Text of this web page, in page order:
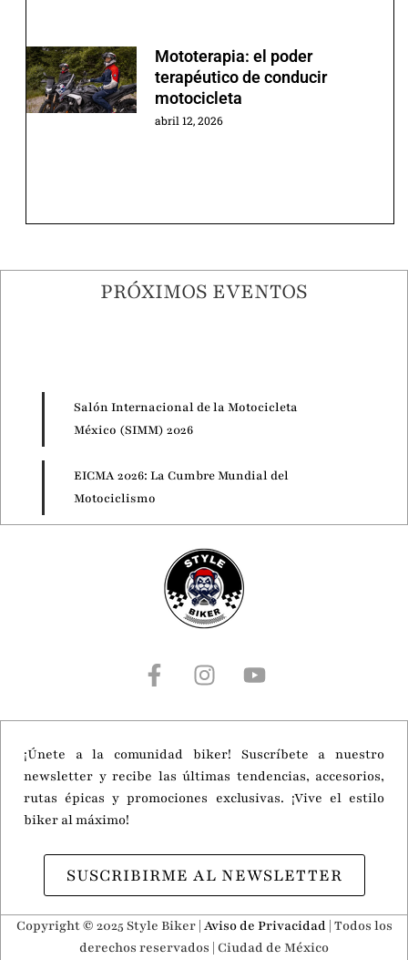
Mototerapia: el poder
terapéutico de conducir
motocicleta
abril 12, 2026
PRÓXIMOS EVENTOS
Salón Internacional de la Motocicleta
México (SIMM) 2026
EICMA 2026: La Cumbre Mundial del
Motociclismo
¡Únete a la comunidad biker! Suscríbete a nuestro
newsletter y recibe las últimas tendencias, accesorios,
rutas épicas y promociones exclusivas. ¡Vive el estilo
biker al máximo!
SUSCRIBIRME AL NEWSLETTER
Copyright © 2025 Style Biker | Aviso de Privacidad| Todos los
derechos reservados | Ciudad de México